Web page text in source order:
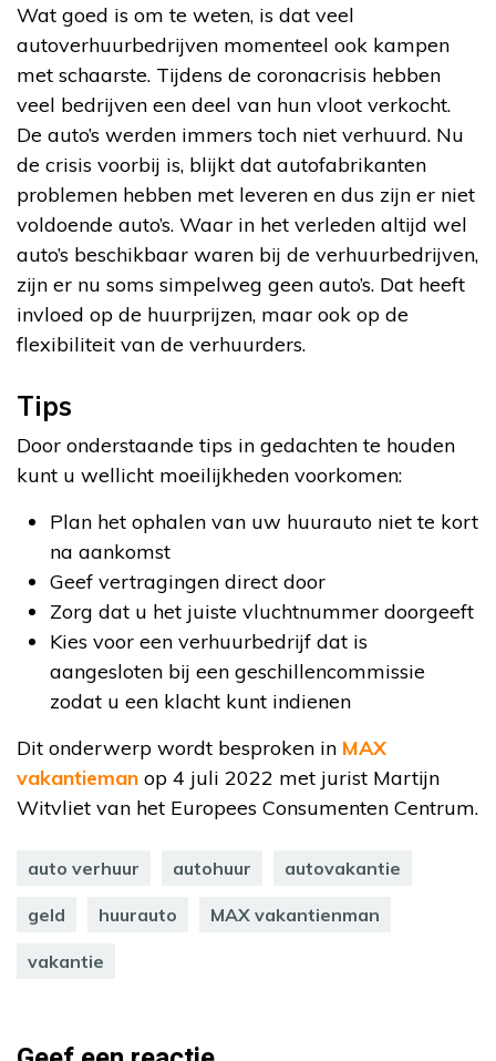
Wat goed is om te weten, is dat veel
autoverhuurbedrijven momenteel ook kampen
met schaarste. Tijdens de coronacrisis hebben
veel bedrijven een deel van hun vloot verkocht.
De auto’s werden immers toch niet verhuurd. Nu
de crisis voorbij is, blijkt dat autofabrikanten
problemen hebben met leveren en dus zijn er niet
voldoende auto’s. Waar in het verleden altijd wel
auto’s beschikbaar waren bij de verhuurbedrijven,
zijn er nu soms simpelweg geen auto’s. Dat heeft
invloed op de huurprijzen, maar ook op de
flexibiliteit van de verhuurders.
Tips
Door onderstaande tips in gedachten te houden
kunt u wellicht moeilijkheden voorkomen:
Plan het ophalen van uw huurauto niet te kort
na aankomst
Geef vertragingen direct door
Zorg dat u het juiste vluchtnummer doorgeeft
Kies voor een verhuurbedrijf dat is
aangesloten bij een geschillencommissie
zodat u een klacht kunt indienen
Dit onderwerp wordt besproken in MAX
vakantieman op 4 juli 2022 met jurist Martijn
Witvliet van het Europees Consumenten Centrum.
auto verhuur autohuur autovakantie
geld huurauto MAX vakantienman
vakantie